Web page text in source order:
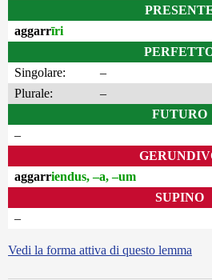
aggarrīri
Singolare:
–
Plurale:
–
FUTURO
–
aggarriendus, –a, –um
SUPINO
–
Vedi la forma attiva di questo lemma